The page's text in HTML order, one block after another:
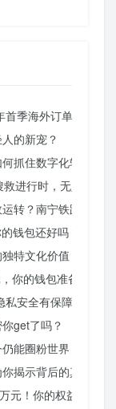
季海外订单激增，
的新宠？
抓住数字化转型的
进行时，无人机遥
转？南宁铁路枢纽
钱包还好吗？
特文化价值
你的钱包准备好了吗
安全有保障了吗？
get了吗？
能圈粉世界？揭秘
揭示背后的真相
元！你的权益被侵犯